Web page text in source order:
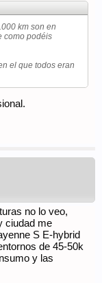
km son en
como podéis
el que todos eran
no lo veo,
ciudad me
S E-hybrid
de 45-50k
y las